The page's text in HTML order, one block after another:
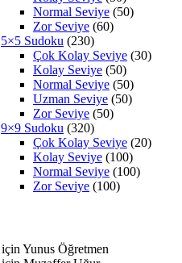
Normal Seviye (50)
Zor Seviye (60)
5×5 Sudoku (230)
Çok Kolay Seviye (30)
Kolay Seviye (50)
Normal Seviye (50)
Uzman Seviye (50)
Zor Seviye (50)
9×9 Sudoku (320)
Çok Kolay Seviye (20)
Kolay Seviye (100)
Normal Seviye (100)
Zor Seviye (100)
için Yunus Öğretmen